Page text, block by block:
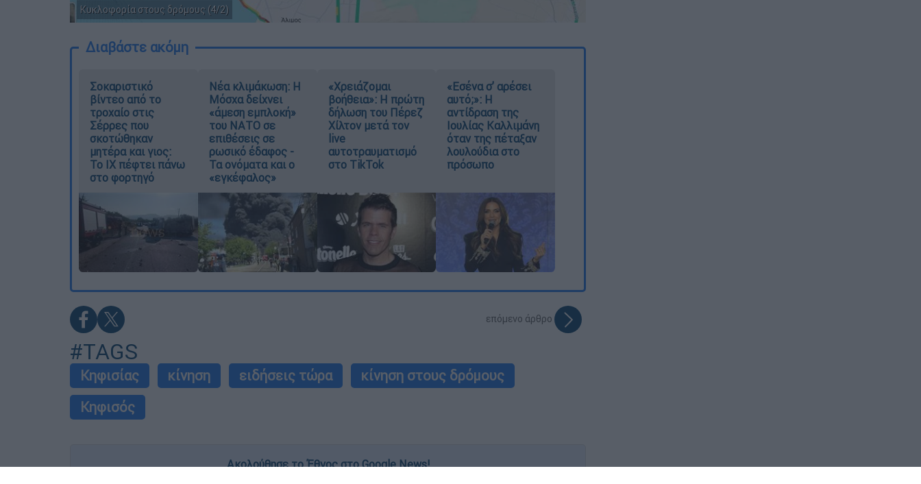
Κυκλοφορία στους δρόμους (4/2)
Διαβάστε ακόμη
Σοκαριστικό
βίντεο από το
τροχαίο στις
Σέρρες που
σκοτώθηκαν
μητέρα και γιος:
Το ΙΧ πέφτει πάνω
στο φορτηγό
Νέα κλιμάκωση: Η
Μόσχα δείχνει
«άμεση εμπλοκή»
του ΝΑΤΟ σε
επιθέσεις σε
ρωσικό έδαφος -
Τα ονόματα και ο
«εγκέφαλος»
«Χρειάζομαι
βοήθεια»: Η πρώτη
δήλωση του Πέρεζ
Χίλτον μετά τον
live
αυτοτραυματισμό
στο TikTok
«Εσένα σ’ αρέσει
αυτό;»: Η
αντίδραση της
Ιουλίας Καλλιμάνη
όταν της πέταξαν
λουλούδια στο
πρόσωπο
επόμενο άρθρο
#TAGS
Κηφισίας κίνηση ειδήσεις τώρα
κίνηση στους δρόμους
Κηφισός
Ακολούθησε το Έθνος στο Google News!